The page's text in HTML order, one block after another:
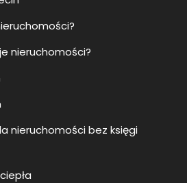
nieruchomości?
nieruchomości bez księgi